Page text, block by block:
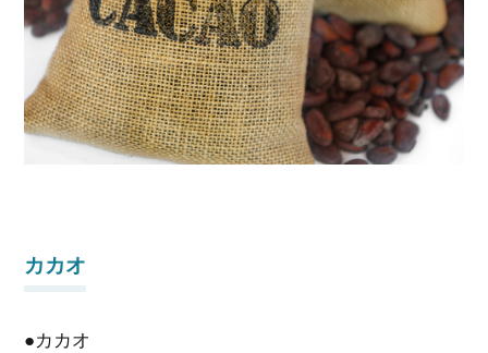
カカオ
●カカオ